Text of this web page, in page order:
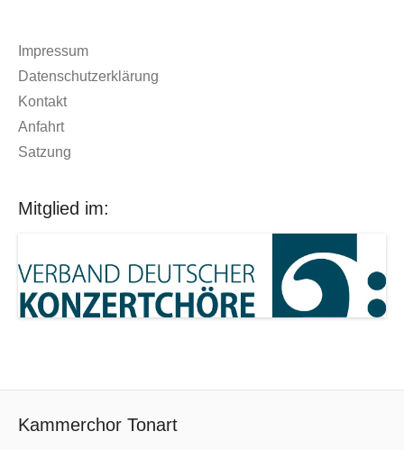
Impressum
Datenschutzerklärung
Kontakt
Anfahrt
Satzung
Mitglied im:
Kammerchor Tonart